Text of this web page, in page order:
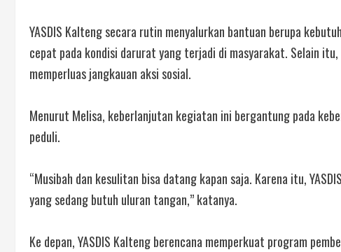
YASDIS Kalteng secara rutin menyalurkan bantuan berupa
cepat pada kondisi darurat yang terjadi di masyarakat. Selain
memperluas jangkauan aksi sosial.
Menurut Melisa, keberlanjutan kegiatan ini bergantung pada
peduli.
“Musibah dan kesulitan bisa datang kapan saja. Karena itu,
yang sedang butuh uluran tangan,” katanya.
Ke depan, YASDIS Kalteng berencana memperkuat program